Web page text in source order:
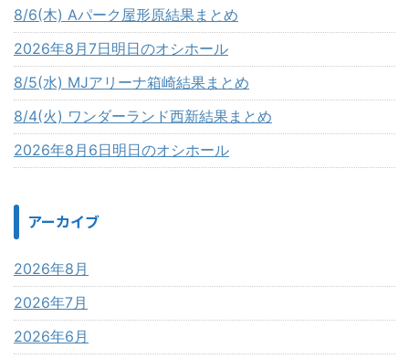
8/6(木) Aパーク屋形原結果まとめ
2026年8月7日明日のオシホール
8/5(水) MJアリーナ箱崎結果まとめ
8/4(火) ワンダーランド西新結果まとめ
2026年8月6日明日のオシホール
アーカイブ
2026年8月
2026年7月
2026年6月